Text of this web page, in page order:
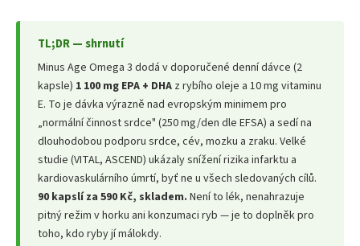
TL;DR — shrnutí
Minus Age Omega 3 dodá v doporučené denní dávce (2
kapsle) 1 100 mg EPA + DHA z rybího oleje a 10 mg vitaminu
E. To je dávka výrazně nad evropským minimem pro
„normální činnost srdce" (250 mg/den dle EFSA) a sedí na
dlouhodobou podporu srdce, cév, mozku a zraku. Velké
studie (VITAL, ASCEND) ukázaly snížení rizika infarktu a
kardiovaskulárního úmrtí, byť ne u všech sledovaných cílů.
90 kapslí za 590 Kč, skladem. Není to lék, nenahrazuje
pitný režim v horku ani konzumaci ryb — je to doplněk pro
toho, kdo ryby jí málokdy.